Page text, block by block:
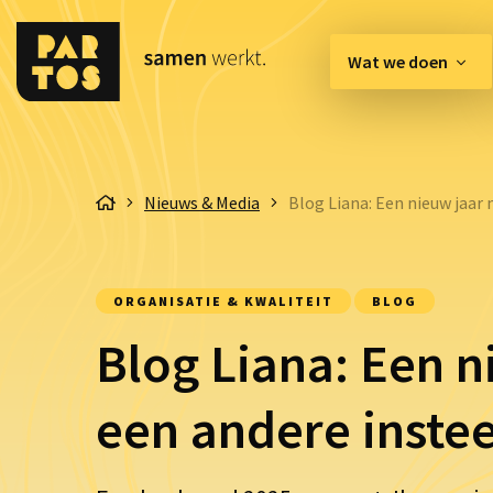
Wat we doen
Belangenbehartiging
Organisatie & Kwaliteit
Nieuws & Media Blog Liana: Een nieuw
ORGANISATIE & KWALITEIT BLOG
Blog Liana: Een
een andere